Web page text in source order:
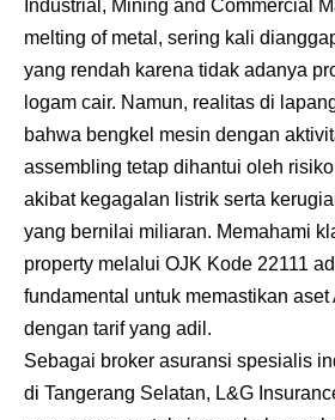
Industrial, Mining and Commercial
melting of metal, sering kali
yang rendah karena tidak adanya
logam cair. Namun, realitas di
bahwa bengkel mesin dengan
assembling tetap dihantui oleh
akibat kegagalan listrik serta
yang bernilai miliaran. Memahami
property melalui OJK Kode 22111
fundamental untuk memastikan
dengan tarif yang adil.
Sebagai broker asuransi spesialis
di Tangerang Selatan, L&G